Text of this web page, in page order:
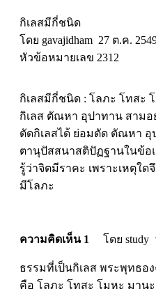
กิเลสมีกี่ชนิด
โดย gavajidham 27 ต.ค.
หัวข้อหมายเลข 2312
กิเลสมีกี่ชนิด : โลภะ โทสะ
กิเลส ตัณหา อุปาทาน สามอ
ตัดกิเลสได้ ย่อมตัด ตัณหา อุ
ตานุปัสสนาสติปัฏฐานในข้อ
รู้ว่าจิตมีราคะ เพราะเหตุใ
มีโลภะ
ความคิดเห็น 1 โดย study
ธรรมที่เป็นกิเลส พระพุทธอ
คือ โลภะ โทสะ โมหะ มาน